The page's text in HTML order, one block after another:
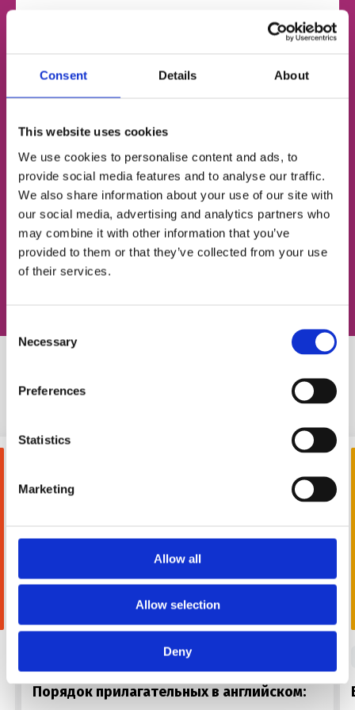
Consent Details About
This website uses cookies
We use cookies to personalise content and ads, to
provide social media features and to analyse our traffic.
We also share information about your use of our site with
our social media, advertising and analytics partners who
may combine it with other information that you’ve
provided to them or that they’ve collected from your use
of their services.
Selection
Necessary
Preferences
Statistics
Marketing
Allow all
Allow selection
Deny
Согласен с политикой конфиденциальности
Записаться на урок
Похожие статьи
правила
Порядок прилагательных в английском: